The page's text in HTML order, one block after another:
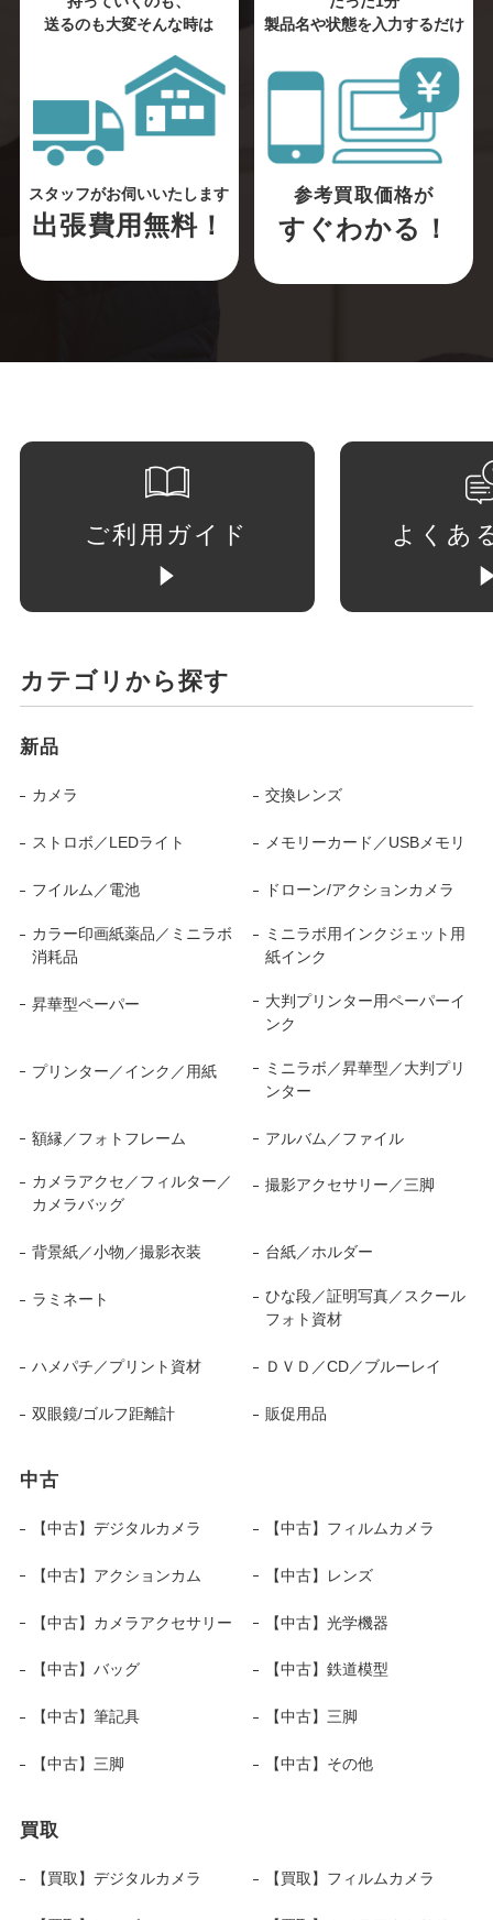
送るのも大変そんな時は
スタッフがお伺いいたします
出張費用無料！
製品名や状態を入力するだけ
参考買取価格が
すぐわかる！
ご利用ガイド よくあ
カテゴリから探す
新品
カメラ 交換レンズ
ストロボ／LEDライト メモリーカード／USBメモリ
フイルム／電池 ドローン/アクションカメラ
カラー印画紙薬品／ミニラボ
消耗品
ミニラボ用インクジェット用
紙インク
昇華型ペーパー
大判プリンター用ペーパーイ
ンク
プリンター／インク／用紙
ミニラボ／昇華型／大判プリ
ンター
額縁／フォトフレーム アルバム／ファイル
カメラアクセ／フィルター／
カメラバッグ
撮影アクセサリー／三脚
背景紙／小物／撮影衣装 台紙／ホルダー
ラミネート
ひな段／証明写真／スクール
フォト資材
ハメパチ／プリント資材 ＤＶＤ／CD／ブルーレイ
双眼鏡/ゴルフ距離計 販促用品
中古
【中古】デジタルカメラ 【中古】フィルムカメラ
【中古】アクションカム 【中古】レンズ
【中古】カメラアクセサリー 【中古】光学機器
【中古】バッグ 【中古】鉄道模型
【中古】筆記具 【中古】三脚
【中古】三脚 【中古】その他
買取
【買取】デジタルカメラ 【買取】フィルムカメラ